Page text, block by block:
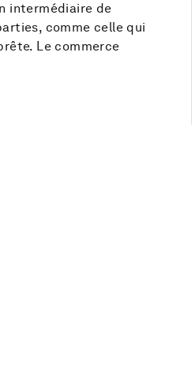
intermédiaire de
comme celle qui
Le commerce